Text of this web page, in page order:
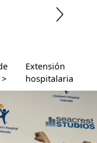
>
Extensión
hospitalaria